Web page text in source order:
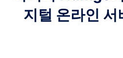
지털 온라인